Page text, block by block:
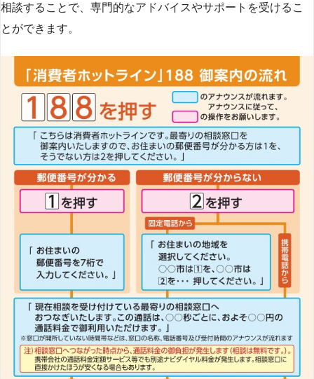
相談することで、専門的なアドバイスやサポートを受けるこ
とができます​​。